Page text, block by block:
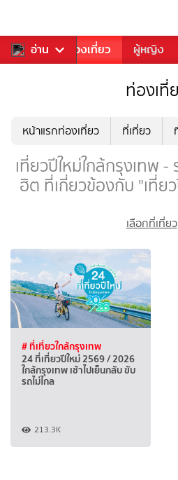
อ่าน
อาหาร ท่องเที่ยว ผู้หญิง
ท่องเที่
หน้าแรกท่องเที่ยว ที่เที่ยว
เที่ยวปีใหม่ใกล้กรุงเทพ
ฮิต ที่เกี่ยวข้องกับ "เที่ย
เลือกที่เที่ยว
# ที่เที่ยวใกล้กรุงเทพ
24 ที่เที่ยวปีใหม่ 2569 / 2026
ใกล้กรุงเทพ เช้าไปเย็นกลับ ขับ
รถไม่ไกล
213.3K